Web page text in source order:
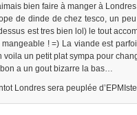
bien faire à manger à
de dinde de chez tesco, un
est tres bien lol) le tout
! =) La viande est
voila un petit plat sympa pour
a un gout bizarre la bas…
Londres sera peuplée